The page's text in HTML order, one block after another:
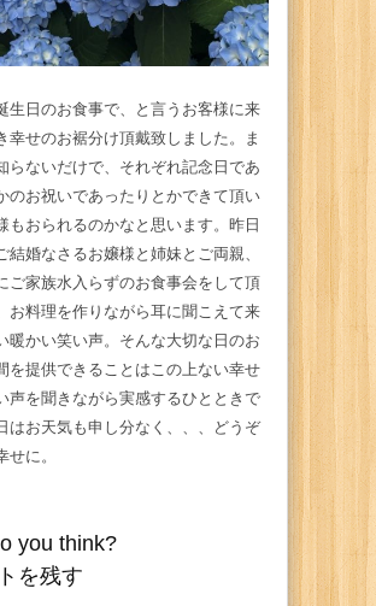
生日のお食事で、と言うお客様に来
幸せのお裾分け頂戴致しました。ま
らないだけで、それぞれ記念日であ
のお祝いであったりとかできて頂い
もおられるのかなと思います。昨日
結婚なさるお嬢様と姉妹とご両親、
ご家族水入らずのお食事会をして頂
お料理を作りながら耳に聞こえて来
暖かい笑い声。そんな大切な日のお
を提供できることはこの上ない幸せ
声を聞きながら実感するひとときで
はお天気も申し分なく、、、どうぞ
せに。
you think?
を残す